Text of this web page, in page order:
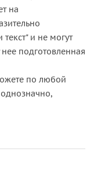
на
и не могут
подготовленная
по любой